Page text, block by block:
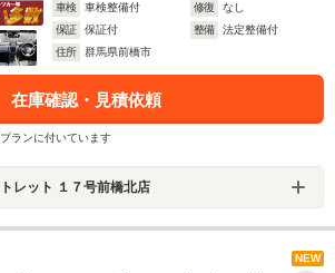
車検
車検整備付 修復
なし
保証
保証付 整備
法定整備付
住所
群馬県前橋市
在庫確認・見積依頼
ランに付いています
レット １７号前橋北店
NEW